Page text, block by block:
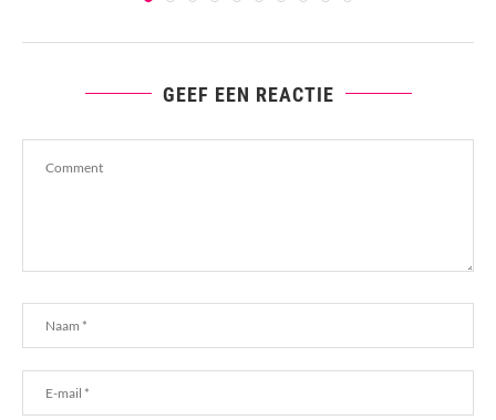
GEEF EEN REACTIE